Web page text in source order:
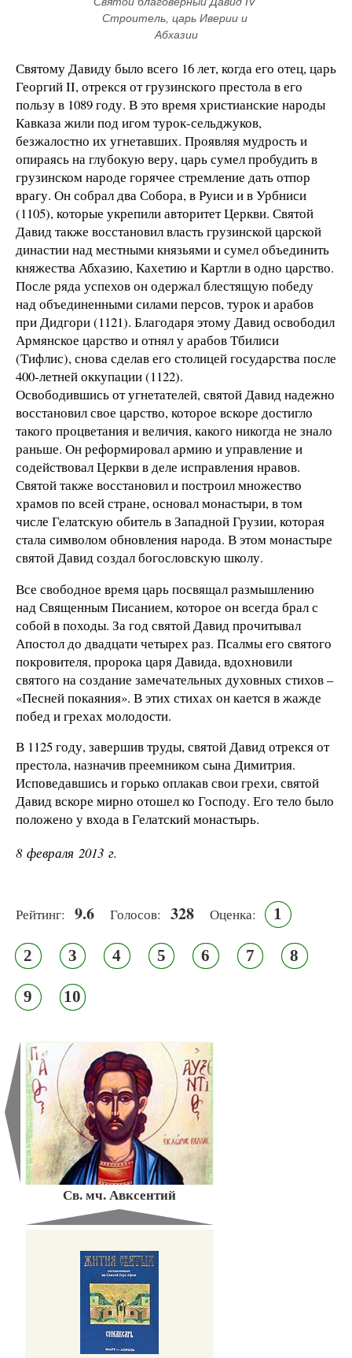
Строитель, царь Иверии и
Абхазии
Святому Давиду было всего 16 лет, когда его отец, царь
Георгий II, отрекся от грузинского престола в его
пользу в 1089 году. В это время христианские народы
Кавказа жили под игом турок-сельджуков,
безжалостно их угнетавших. Проявляя мудрость и
опираясь на глубокую веру, царь сумел пробудить в
грузинском народе горячее стремление дать отпор
врагу. Он собрал два Собора, в Руиси и в Урбниси
(1105), которые укрепили авторитет Церкви. Святой
Давид также восстановил власть грузинской царской
династии над местными князьями и сумел объединить
княжества Абхазию, Кахетию и Картли в одно царство.
После ряда успехов он одержал блестящую победу
над объединенными силами персов, турок и арабов
при Дидгори (1121). Благодаря этому Давид освободил
Армянское царство и отнял у арабов Тбилиси
(Тифлис), снова сделав его столицей государства после
400-летней оккупации (1122).
Освободившись от угнетателей, святой Давид надежно
восстановил свое царство, которое вскоре достигло
такого процветания и величия, какого никогда не знало
раньше. Он реформировал армию и управление и
содействовал Церкви в деле исправления нравов.
Святой также восстановил и построил множество
храмов по всей стране, основал монастыри, в том
числе Гелатскую обитель в Западной Грузии, которая
стала символом обновления народа. В этом монастыре
святой Давид создал богословскую школу.
Все свободное время царь посвящал размышлению
над Священным Писанием, которое он всегда брал с
собой в походы. За год святой Давид прочитывал
Апостол до двадцати четырех раз. Псалмы его святого
покровителя, пророка царя Давида, вдохновили
святого на создание замечательных духовных стихов –
«Песней покаяния». В этих стихах он кается в жажде
побед и грехах молодости.
В 1125 году, завершив труды, святой Давид отрекся от
престола, назначив преемником сына Димитрия.
Исповедавшись и горько оплакав свои грехи, святой
Давид вскоре мирно отошел ко Господу. Его тело было
положено у входа в Гелатский монастырь.
8 февраля 2013 г.
Рейтинг: 9.6 Голосов: 328 Оценка: 1
2 3 4 5 6 7 8
9 10
Св. мч. Авксентий